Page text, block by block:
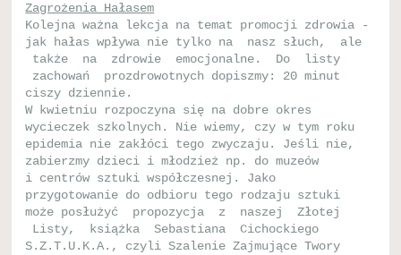
Zagrożenia Hałasem
Kolejna ważna lekcja na temat promocji zdrowia -
jak hałas wpływa nie tylko na nasz słuch, ale
także na zdrowie emocjonalne. Do listy
zachowań prozdrowotnych dopiszmy: 20 minut
ciszy dziennie.
W kwietniu rozpoczyna się na dobre okres
wycieczek szkolnych. Nie wiemy, czy w tym roku
epidemia nie zakłóci tego zwyczaju. Jeśli nie,
zabierzmy dzieci i młodzież np. do muzeów
i centrów sztuki współczesnej. Jako
przygotowanie do odbioru tego rodzaju sztuki
może posłużyć propozycja z naszej Złotej
Listy, książka Sebastiana Cichockiego
S.Z.T.U.K.A., czyli Szalenie Zajmujące Twory